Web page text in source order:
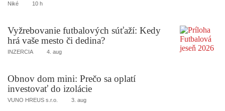
Niké 10 h
Vyžrebovanie futbalových súťaží: Kedy
hrá vaše mesto či dedina?
INZERCIA 4. aug
Obnov dom mini: Prečo sa oplatí
investovať do izolácie
VUNO HREUS s.r.o. 3. aug